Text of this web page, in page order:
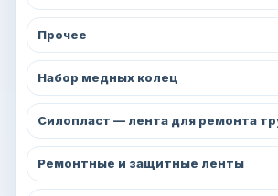
Прочее
Набор медных колец
Силопласт — лента для ремонта
Ремонтные и защитные ленты